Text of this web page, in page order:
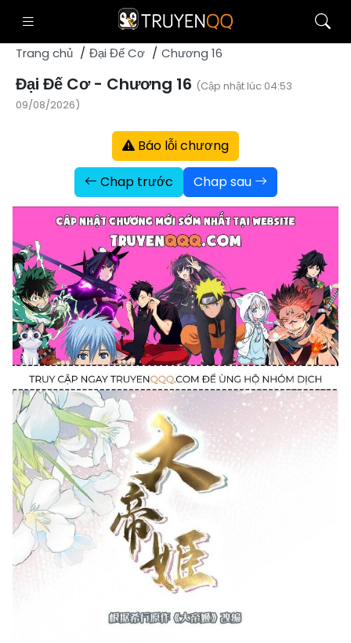
Trang chủ Đại Đế Cơ Chương 16
Đại Đế Cơ - Chương 16 (Cập nhật lúc 04:53
09/08/2026)
Báo lỗi chương
Chap trước
Chap sau